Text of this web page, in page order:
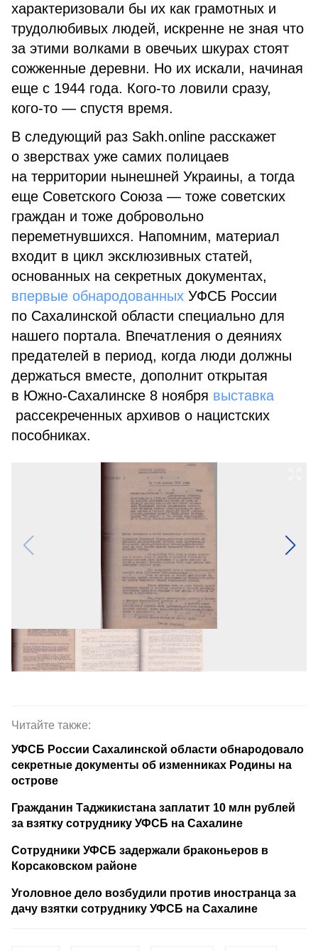
характеризовали бы их как грамотных и
трудолюбивых людей, искренне не зная что
за этими волками в овечьих шкурах стоят
сожженные деревни. Но их искали, начиная
еще с 1944 года. Кого-то ловили сразу,
кого-то — спустя время.
В следующий раз Sakh.online расскажет
о зверствах уже самих полицаев
на территории нынешней Украины, а тогда
еще Советского Союза — тоже советских
граждан и тоже добровольно
переметнувшихся. Напомним, материал
входит в цикл эксклюзивных статей,
основанных на секретных документах,
впервые обнародованных УФСБ России
по Сахалинской области специально для
нашего портала. Впечатления о деяниях
предателей в период, когда люди должны
держаться вместе, дополнит открытая
в Южно-Сахалинске 8 ноября выставка
рассекреченных архивов о нацистских
пособниках.
Читайте также:
УФСБ России Сахалинской области обнародовало
секретные документы об изменниках Родины на
острове
Гражданин Таджикистана заплатит 10 млн рублей
за взятку сотруднику УФСБ на Сахалине
Сотрудники УФСБ задержали браконьеров в
Корсаковском районе
Уголовное дело возбудили против иностранца за
дачу взятки сотруднику УФСБ на Сахалине